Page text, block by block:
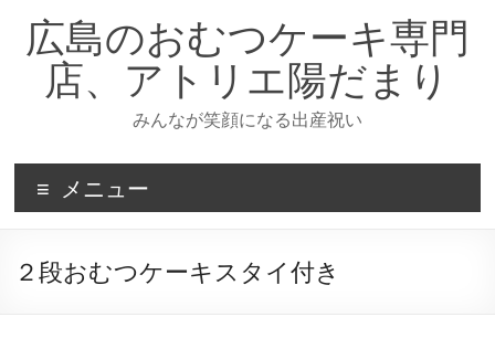
広島のおむつケーキ専門
店、アトリエ陽だまり
みんなが笑顔になる出産祝い
メニュー
２段おむつケーキスタイ付き